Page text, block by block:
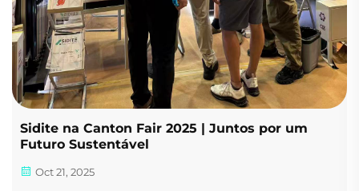
Sidite na Canton Fair 2025 | Juntos por um
Futuro Sustentável
Oct 21, 2025